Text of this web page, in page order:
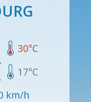
30°C
17°C
km/h